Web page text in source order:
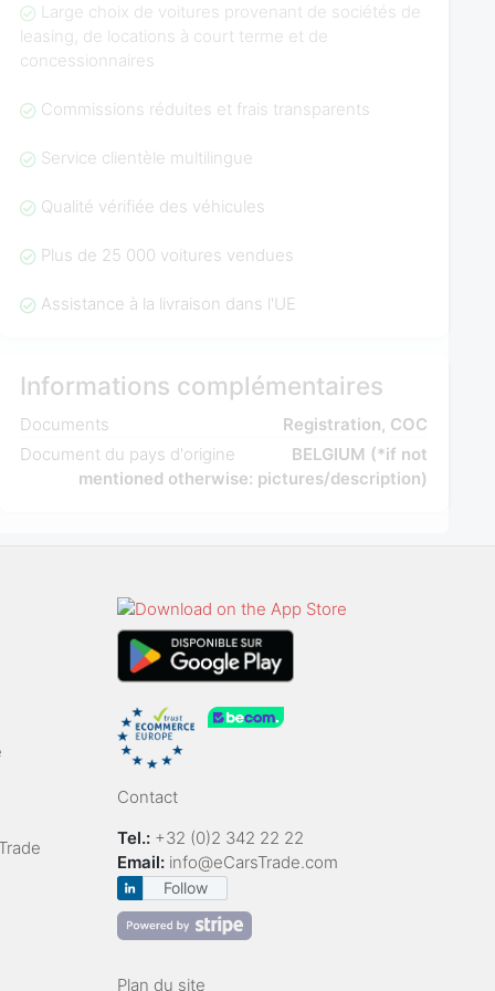
Large choix de voitures provenant de sociétés de
leasing, de locations à court terme et de
concessionnaires
Commissions réduites et frais transparents
Service clientèle multilingue
Qualité vérifiée des véhicules
Plus de 25 000 voitures vendues
Assistance à la livraison dans l'UE
Informations complémentaires
Documents
Registration, COC
Document du pays d'origine
BELGIUM (*if not
mentioned otherwise: pictures/description)
Contact
Tel.: +32 (0)2 342 22 22
Email: info@eCarsTrade.com
Follow
Plan du site